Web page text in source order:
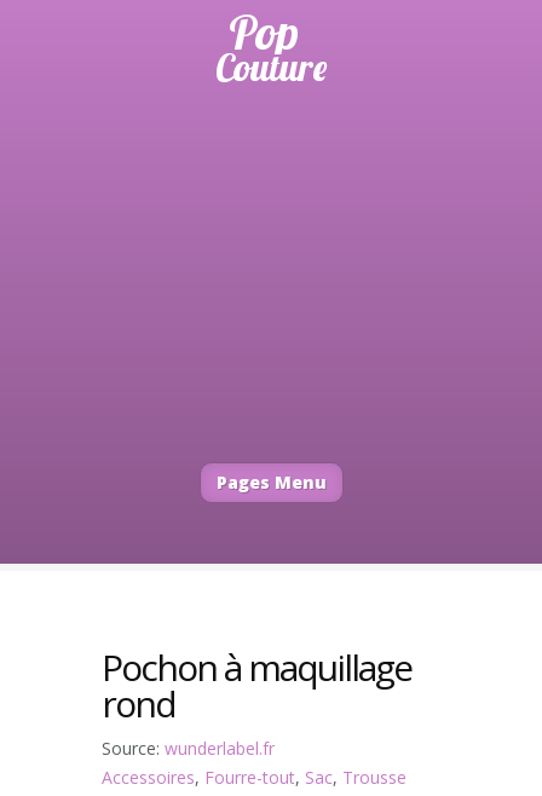
Pages Menu
Pochon à maquillage
rond
Source: wunderlabel.fr
Accessoires, Fourre-tout, Sac, Trousse